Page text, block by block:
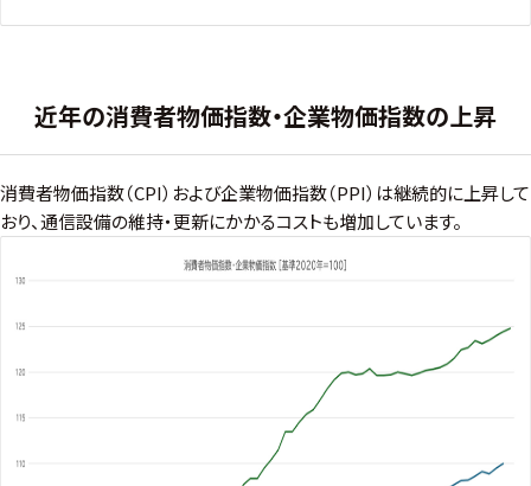
近年の消費者物価指数・企業物価指数の上昇
消費者物価指数（CPI）および企業物価指数（PPI）は継続的に上昇して
おり、通信設備の維持・更新にかかるコストも増加しています。